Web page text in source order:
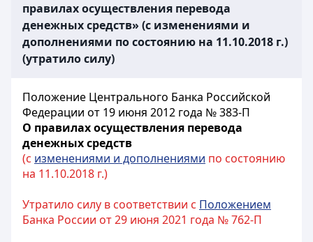
правилах осуществления перевода
денежных средств» (с изменениями и
дополнениями по состоянию на 11.10.2018 г.)
(утратило силу)
Положение Центрального Банка Российской
Федерации от 19 июня 2012 года № 383-П
О правилах осуществления перевода
денежных средств
(с изменениями и дополнениями по состоянию
на 11.10.2018 г.)
Утратило силу в соответствии с Положением
Банка России от 29 июня 2021 года № 762-П